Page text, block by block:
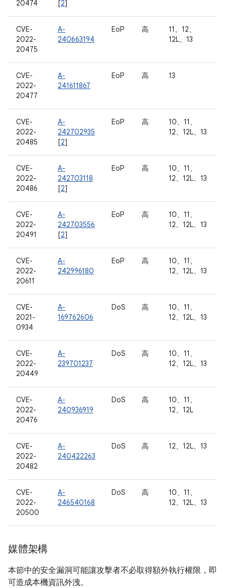
20474 [2]
CVE-
2022-
20475
A-
240663194
EoP 高
11、12、
12L、13
CVE-
2022-
20477
A-
241611867
EoP 高 13
CVE-
2022-
20485
A-
242702935
[2]
EoP 高
10、11、
12、12L、13
CVE-
2022-
20486
A-
242703118
[2]
EoP 高
10、11、
12、12L、13
CVE-
2022-
20491
A-
242703556
[2]
EoP 高
10、11、
12、12L、13
CVE-
2022-
20611
A-
242996180
EoP 高
10、11、
12、12L、13
CVE-
2021-
0934
A-
169762606
DoS 高
10、11、
12、12L、13
CVE-
2022-
20449
A-
239701237
DoS 高
10、11、
12、12L、13
CVE-
2022-
20476
A-
240936919
DoS 高
10、11、
12、12L
CVE-
2022-
20482
A-
240422263
DoS 高 12、12L、13
CVE-
2022-
20500
A-
246540168
DoS 高
10、11、
12、12L、13
媒體架構
本節中的安全漏洞可能讓攻擊者不必取得額外執行權限，即
可造成本機資訊外洩。